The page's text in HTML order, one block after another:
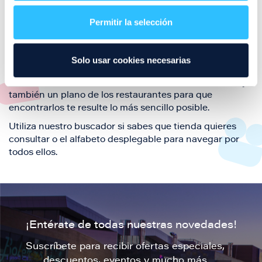
Permitir la selección
Solo usar cookies necesarias
también de nuestra oferta de ocio y shopping durante
tu visita.
El este directorio de restaurantes de Puerto Venecia
también un plano de los restaurantes para que
encontrarlos te resulte lo más sencillo posible.
Utiliza nuestro buscador si sabes que tienda quieres
consultar o el alfabeto desplegable para navegar por
todos ellos.
¡Entérate de todas nuestras novedades!
Suscríbete para recibir ofertas especiales,